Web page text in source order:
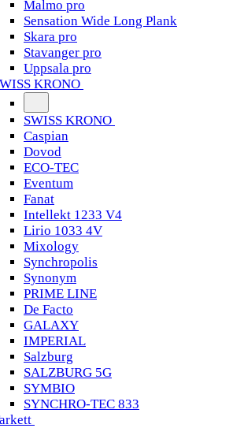
Malmo pro
Sensation Wide Long Plank
Skara pro
Stavanger pro
Uppsala pro
KRONO
SWISS KRONO
Caspian
Dovod
ECO-TEC
Eventum
Fanat
Intellekt 1233 V4
Lirio 1033 4V
Mixology
Synchropolis
Synonym
PRIME LINE
De Facto
GALAXY
IMPERIAL
Salzburg
SALZBURG 5G
SYMBIO
SYNCHRO-TEC 833